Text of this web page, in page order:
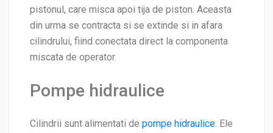
pistonul, care misca apoi tija de piston. Aceasta
din urma se contracta si se extinde si in afara
cilindrului, fiind conectata direct la componenta
miscata de operator.
Pompe hidraulice
Cilindrii sunt alimentati de pompe hidraulice. Ele